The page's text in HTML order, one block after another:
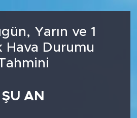
Yarın ve 1
Hava Durumu
ŞU AN